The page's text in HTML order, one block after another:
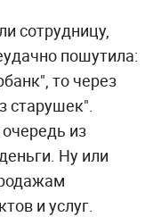
сотрудницу,
пошутила:
то через
старушек".
из
Ну или
и услуг.